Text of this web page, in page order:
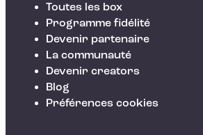
Toutes les box
Programme fidélité
Devenir partenaire
La communauté
Devenir creators
Blog
Préférences cookies